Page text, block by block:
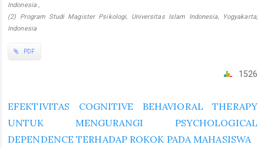
Indonesia ,
(2) Program Studi Magister Psikologi, Universitas Islam Indonesia, Yogyakarta,
Indonesia
PDF
1526
EFEKTIVITAS COGNITIVE BEHAVIORAL THERAPY
UNTUK MENGURANGI PSYCHOLOGICAL
DEPENDENCE TERHADAP ROKOK PADA MAHASISWA